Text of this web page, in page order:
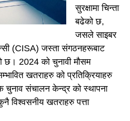
सुरक्षामा चिन्ता
बढेको छ,
जसले साइबर
(CISA) जस्ता संगठनहरूबाट
छ। 2024 को चुनावी मौसम
खतराहरु को प्रतिक्रियाहरु
चुनाव संचालन केन्द्र को स्थापना
विश्वसनीय खतराहरु पत्ता